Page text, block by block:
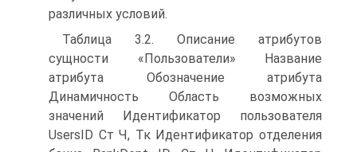
различных условий.
Таблица 3.2. Описание атрибутов
сущности «Пользователи» Название
атрибута Обозначение атрибута
Динамичность Область возможных
значений Идентификатор пользователя
UsersID Ст Ч, Тк Идентификатор отделения